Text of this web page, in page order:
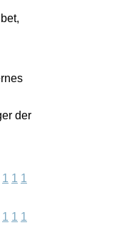
der
1 1 1
1 1 1